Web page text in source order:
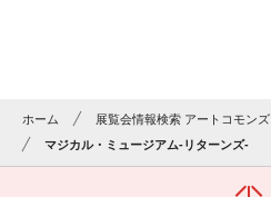
ホーム
展覧会情報検索 アートコモンズ
マジカル・ミュージアム-リターンズ-